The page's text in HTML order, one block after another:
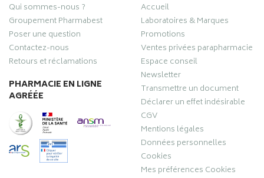
Qui sommes-nous ?
Groupement Pharmabest
Poser une question
Contactez-nous
Retours et réclamations
PHARMACIE EN LIGNE
AGRÉÉE
Accueil
Laboratoires & Marques
Promotions
Ventes privées parapharmacie
Espace conseil
Newsletter
Transmettre un document
Déclarer un effet indésirable
CGV
Mentions légales
Données personnelles
Cookies
Mes préférences Cookies